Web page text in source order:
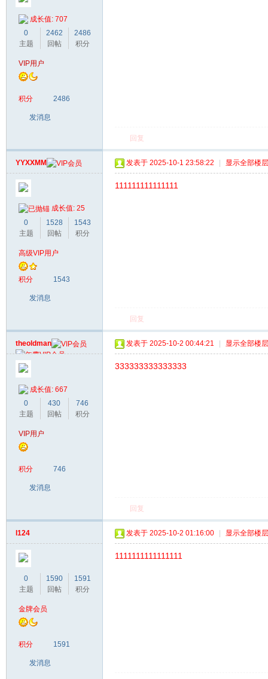
成长值: 707
0
主题
2462
回帖
2486
积分
VIP用户
积分 2486
发消息
回复
YYXXMM
成长值: 25
0
主题
1528
回帖
1543
积分
高级VIP用户
积分 1543
发消息
发表于 2025-10-1 23:58:22 显示全部楼层
111111111111111
回复
theoldman
成长值: 667
0
主题
430
回帖
746
积分
VIP用户
积分 746
发消息
发表于 2025-10-2 00:44:21 显示全部楼层
333333333333333
回复
l124
0
主题
1590
回帖
1591
积分
金牌会员
积分 1591
发消息
发表于 2025-10-2 01:16:00 显示全部楼层
1111111111111111